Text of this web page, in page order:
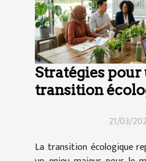
Stratégies pour
transition
21/03/
La transition écologique